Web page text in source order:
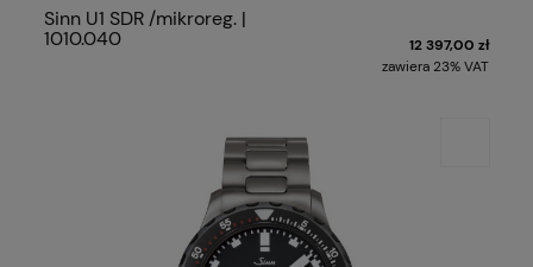
Sinn U1 SDR /mikroreg. |
1010.040
12 397,00 zł
zawiera 23% VAT